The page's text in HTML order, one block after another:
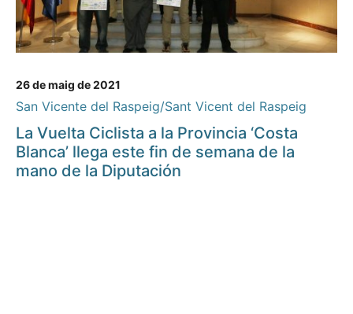
26 de maig de 2021
San Vicente del Raspeig/Sant Vicent del Raspeig
La Vuelta Ciclista a la Provincia ‘Costa
Blanca’ llega este fin de semana de la
mano de la Diputación